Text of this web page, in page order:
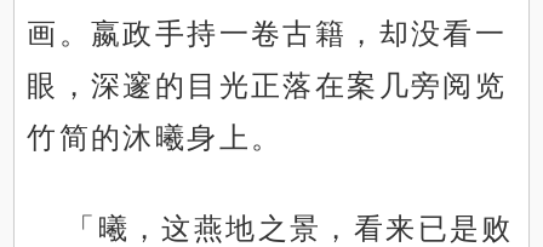
画。嬴政手持一卷古籍，却没看一
眼，深邃的目光正落在案几旁阅览
竹简的沐曦身上。
「曦，这燕地之景，看来已是败